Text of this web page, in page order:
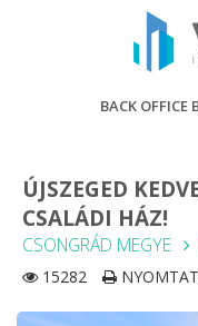
BACK OFFICE
ÚJSZEGED
CSALÁDI HÁZ!
CSONGRÁD MEGYE
15282